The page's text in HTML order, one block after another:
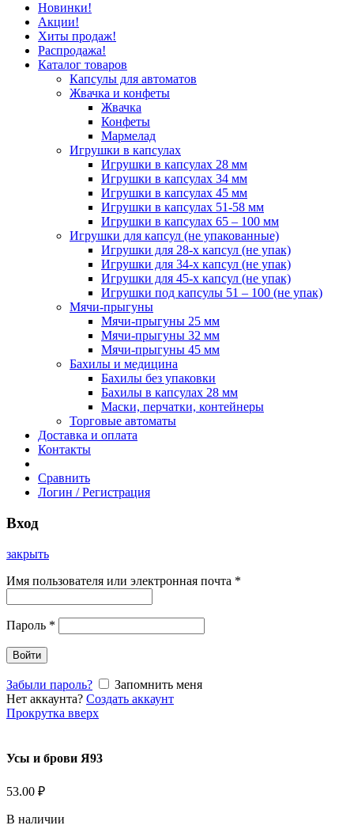
Новинки!
Акции!
Хиты продаж!
Распродажа!
Каталог товаров
Капсулы для автоматов
Жвачка и конфеты
Жвачка
Конфеты
Мармелад
Игрушки в капсулах
Игрушки в капсулах 28 мм
Игрушки в капсулах 34 мм
Игрушки в капсулах 45 мм
Игрушки в капсулах 51-58 мм
Игрушки в капсулах 65 – 100 мм
Игрушки для капсул (не упакованные)
Игрушки для 28-х капсул (не упак)
Игрушки для 34-х капсул (не упак)
Игрушки для 45-х капсул (не упак)
Игрушки под капсулы 51 – 100 (не упак)
Мячи-прыгуны
Мячи-прыгуны 25 мм
Мячи-прыгуны 32 мм
Мячи-прыгуны 45 мм
Бахилы и медицина
Бахилы без упаковки
Бахилы в капсулах 28 мм
Маски, перчатки, контейнеры
Торговые автоматы
Доставка и оплата
Контакты
Сравнить
Логин / Регистрация
Вход
закрыть
Имя пользователя или электронная почта *
Пароль *
Войти
Забыли пароль?
Запомнить меня
Нет аккаунта? Создать аккаунт
Прокрутка вверх
Усы и брови Я93
53.00 ₽
В наличии